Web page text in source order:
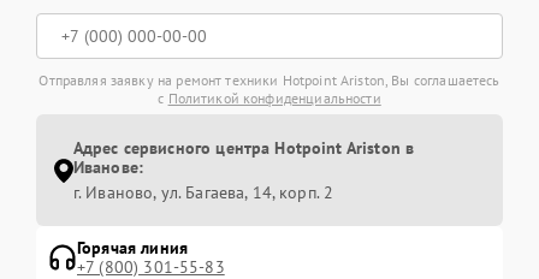
Отправляя заявку на ремонт техники Hotpoint Ariston, Вы соглашаетесь
с Политикой конфиденциальности
Адрес сервисного центра Hotpoint Ariston в
Иванове:
г. Иваново, ул. Багаева, 14, корп. 2
Горячая линия
+7 (800) 301-55-83